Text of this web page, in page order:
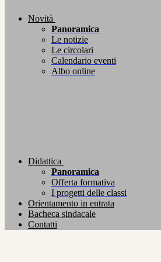
Novità
Panoramica
Le notizie
Le circolari
Calendario eventi
Albo online
Didattica
Panoramica
Offerta formativa
I progetti delle classi
Orientamento in entrata
Bacheca sindacale
Contatti